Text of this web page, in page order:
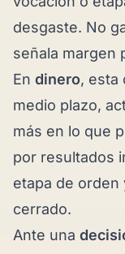
desgaste. No
señala margen
En dinero, esta
medio plazo,
más en lo que
por resultados
etapa de orden
cerrado.
Ante una